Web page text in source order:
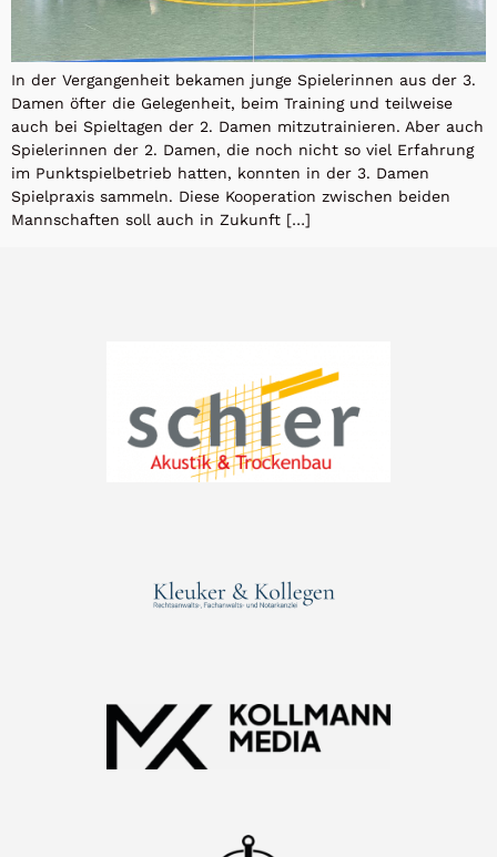
In der Vergangenheit bekamen junge Spielerinnen aus der 3.
Damen öfter die Gelegenheit, beim Training und teilweise
auch bei Spieltagen der 2. Damen mitzutrainieren. Aber auch
Spielerinnen der 2. Damen, die noch nicht so viel Erfahrung
im Punktspielbetrieb hatten, konnten in der 3. Damen
Spielpraxis sammeln. Diese Kooperation zwischen beiden
Mannschaften soll auch in Zukunft […]